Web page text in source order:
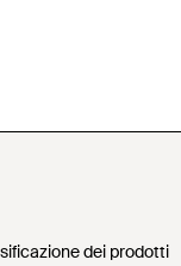
dei prodotti